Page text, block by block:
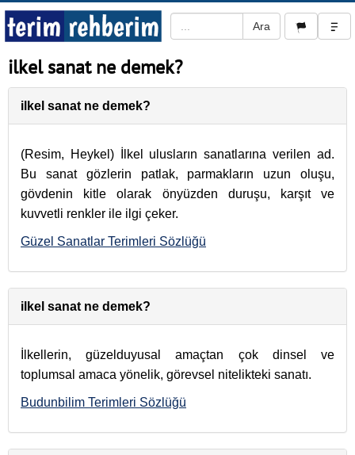
ilkel sanat ne demek?
ilkel sanat ne demek?
(Resim, Heykel) İlkel ulusların sanatlarına verilen ad.
Bu sanat gözlerin patlak, parmakların uzun oluşu,
gövdenin kitle olarak önyüzden duruşu, karşıt ve
kuvvetli renkler ile ilgi çeker.
Güzel Sanatlar Terimleri Sözlüğü
ilkel sanat ne demek?
İlkellerin, güzelduyusal amaçtan çok dinsel ve
toplumsal amaca yönelik, görevsel nitelikteki sanatı.
Budunbilim Terimleri Sözlüğü